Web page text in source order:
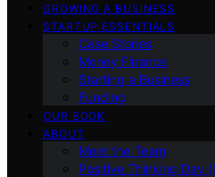
GROWING A BUSINESS
STARTUP ESSENTIALS
Case Stories
Money Finance
Starting a Business
Funding
OUR BOOK
ABOUT
Meet the Team
Positive Thinking Day